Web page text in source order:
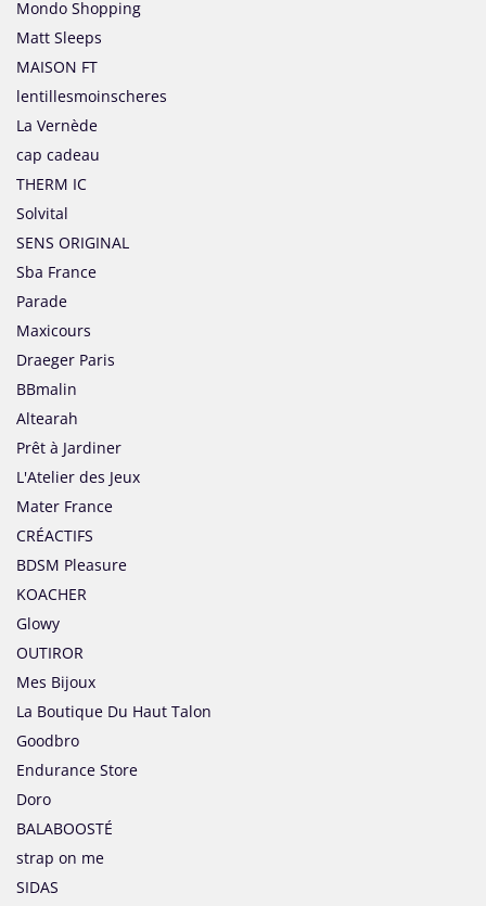
Mondo Shopping
Matt Sleeps
MAISON FT
lentillesmoinscheres
La Vernède
cap cadeau
THERM IC
Solvital
SENS ORIGINAL
Sba France
Parade
Maxicours
Draeger Paris
BBmalin
Altearah
Prêt à Jardiner
L'Atelier des Jeux
Mater France
CRÉACTIFS
BDSM Pleasure
KOACHER
Glowy
OUTIROR
Mes Bijoux
La Boutique Du Haut Talon
Goodbro
Endurance Store
Doro
BALABOOSTÉ
strap on me
SIDAS